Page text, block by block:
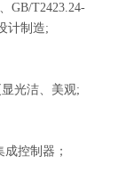
GB/T2423.24-
计制造;
光洁、美观;
控制器；